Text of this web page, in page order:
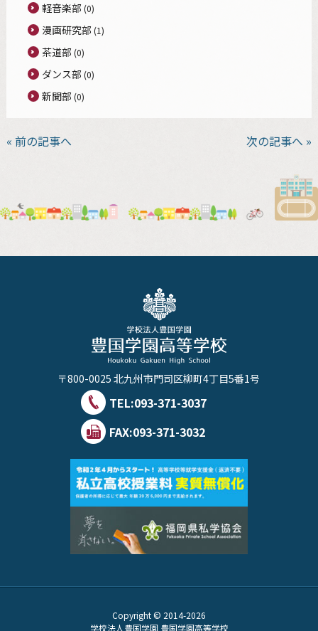
軽音楽部 (0)
漫画研究部 (1)
茶道部 (0)
ダンス部 (0)
新聞部 (0)
« 前の記事へ 次の記事へ »
〒800-0025 北九州市門司区柳町4丁目5番1号
TEL:093-371-3037
FAX:093-371-3032
Copyright © 2014-2026
学校法人豊国学園 豊国学園高等学校